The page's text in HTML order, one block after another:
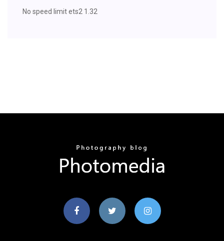
No speed limit ets2 1.32